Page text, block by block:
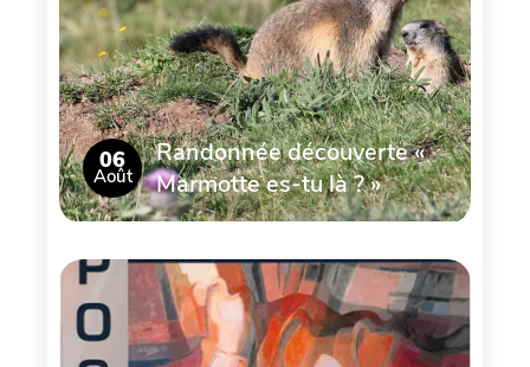
06
Août
Randonnée découverte «
Marmotte es-tu là ? »